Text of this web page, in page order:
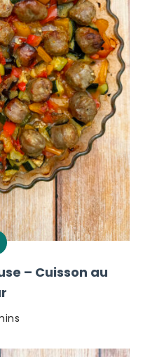
– Cuisson au